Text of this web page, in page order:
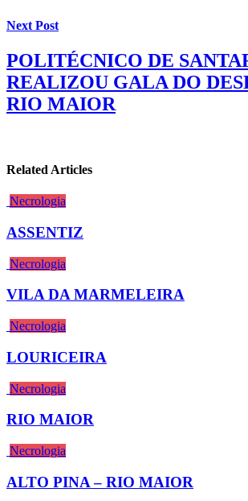
Next Post
POLITÉCNICO DE
REALIZOU GALA DO
RIO MAIOR
Related Articles
Necrologia
ASSENTIZ
Necrologia
VILA DA MARMELEIRA
Necrologia
LOURICEIRA
Necrologia
RIO MAIOR
Necrologia
ALTO PINA – RIO MAIOR